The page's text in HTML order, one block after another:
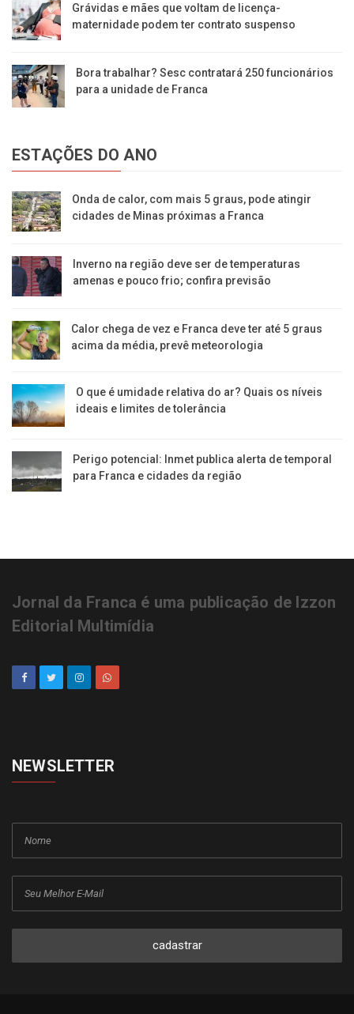
Grávidas e mães que voltam de licença-
maternidade podem ter contrato suspenso
Bora trabalhar? Sesc contratará 250 funcionários
para a unidade de Franca
ESTAÇÕES DO ANO
Onda de calor, com mais 5 graus, pode atingir
cidades de Minas próximas a Franca
Inverno na região deve ser de temperaturas
amenas e pouco frio; confira previsão
Calor chega de vez e Franca deve ter até 5 graus
acima da média, prevê meteorologia
O que é umidade relativa do ar? Quais os níveis
ideais e limites de tolerância
Perigo potencial: Inmet publica alerta de temporal
para Franca e cidades da região
Jornal da Franca é uma publicação de Izzon
Editorial Multimídia
NEWSLETTER
cadastrar